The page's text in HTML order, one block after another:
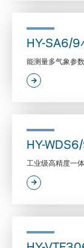
HY-SA6/9
能测量多气象参数
HY-
工业级高精度一体